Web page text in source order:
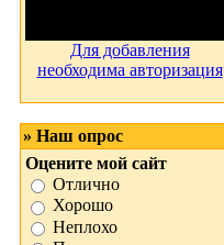
Для добавления
необходима авторизация
» Наш опрос
Оцените мой сайт
Отлично
Хорошо
Неплохо